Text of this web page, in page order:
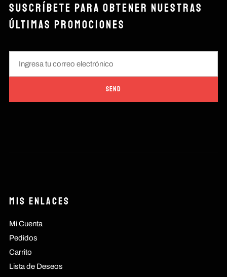
SUSCRÍBETE PARA OBTENER NUESTRAS
ÚLTIMAS PROMOCIONES
Mis Enlaces
Mi Cuenta
Pedidos
Carrito
Lista de Deseos